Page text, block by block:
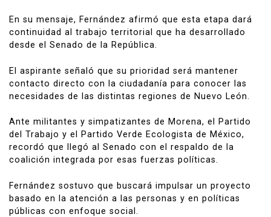
En su mensaje, Fernández afirmó que esta etapa dará
continuidad al trabajo territorial que ha desarrollado
desde el Senado de la República.
El aspirante señaló que su prioridad será mantener
contacto directo con la ciudadanía para conocer las
necesidades de las distintas regiones de Nuevo León.
Ante militantes y simpatizantes de Morena, el Partido
del Trabajo y el Partido Verde Ecologista de México,
recordó que llegó al Senado con el respaldo de la
coalición integrada por esas fuerzas políticas.
Fernández sostuvo que buscará impulsar un proyecto
basado en la atención a las personas y en políticas
públicas con enfoque social.